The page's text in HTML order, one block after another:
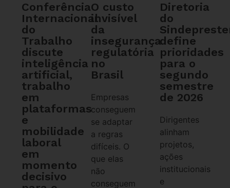
Conferência
Internacional
do
Trabalho
discute
inteligência
artificial,
trabalho
em
plataformas
e
mobilidade
laboral
em
momento
decisivo
O custo
invisível
da
insegurança
regulatória
no
Brasil
Empresas
conseguem
se adaptar
a regras
difíceis. O
que elas
não
conseguem
Diretoria
do
define
prioridades
para o
segundo
semestre
de 2026
Dirigentes
alinham
projetos,
ações
institucionais
e